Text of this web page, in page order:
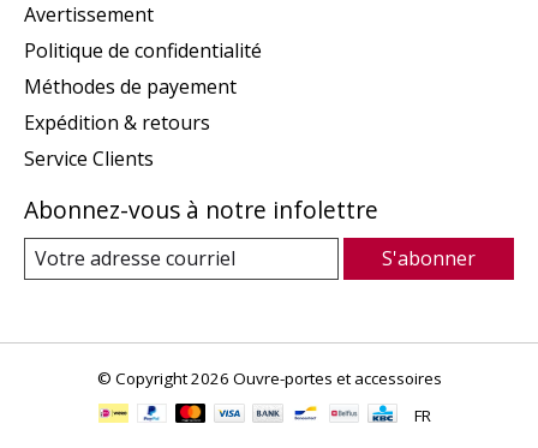
Avertissement
Politique de confidentialité
Méthodes de payement
Expédition & retours
Service Clients
Abonnez-vous à notre infolettre
S'abonner
© Copyright 2026 Ouvre-portes et accessoires
FR